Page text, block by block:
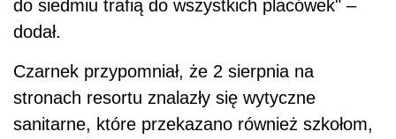
do siedmiu trafią do wszystkich placówek" –
dodał.
Czarnek przypomniał, że 2 sierpnia na
stronach resortu znalazły się wytyczne
sanitarne, które przekazano również szkołom,